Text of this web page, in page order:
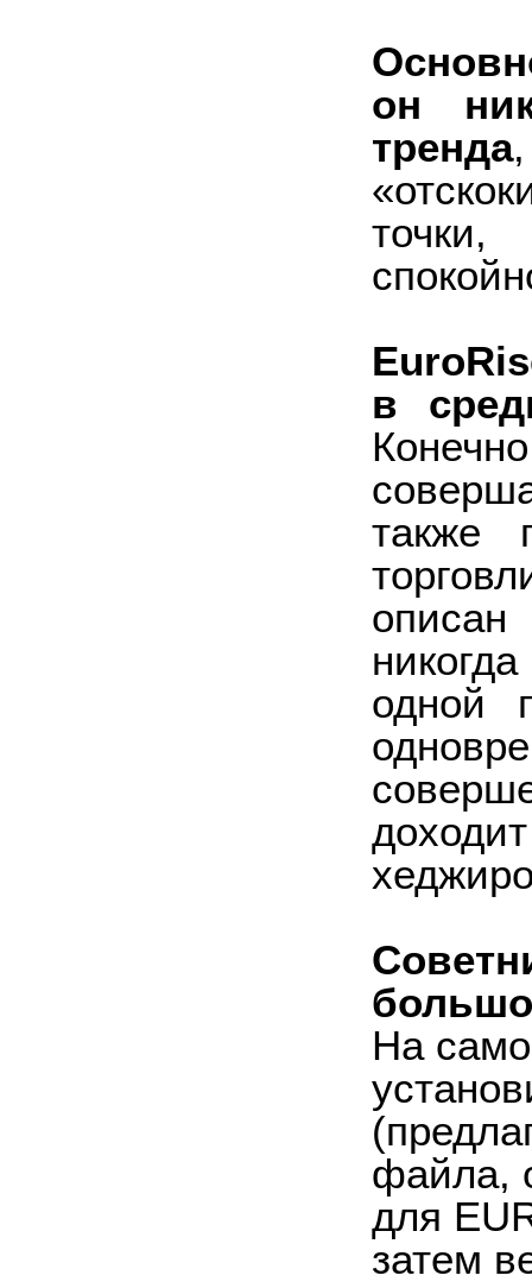
он
тренда
точки,
в
также
одной
На
файла,
для
затем